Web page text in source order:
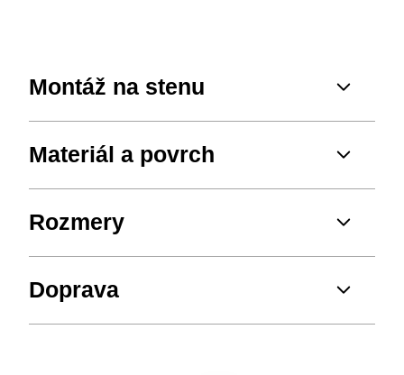
Montáž na stenu
Materiál a povrch
Rozmery
Doprava